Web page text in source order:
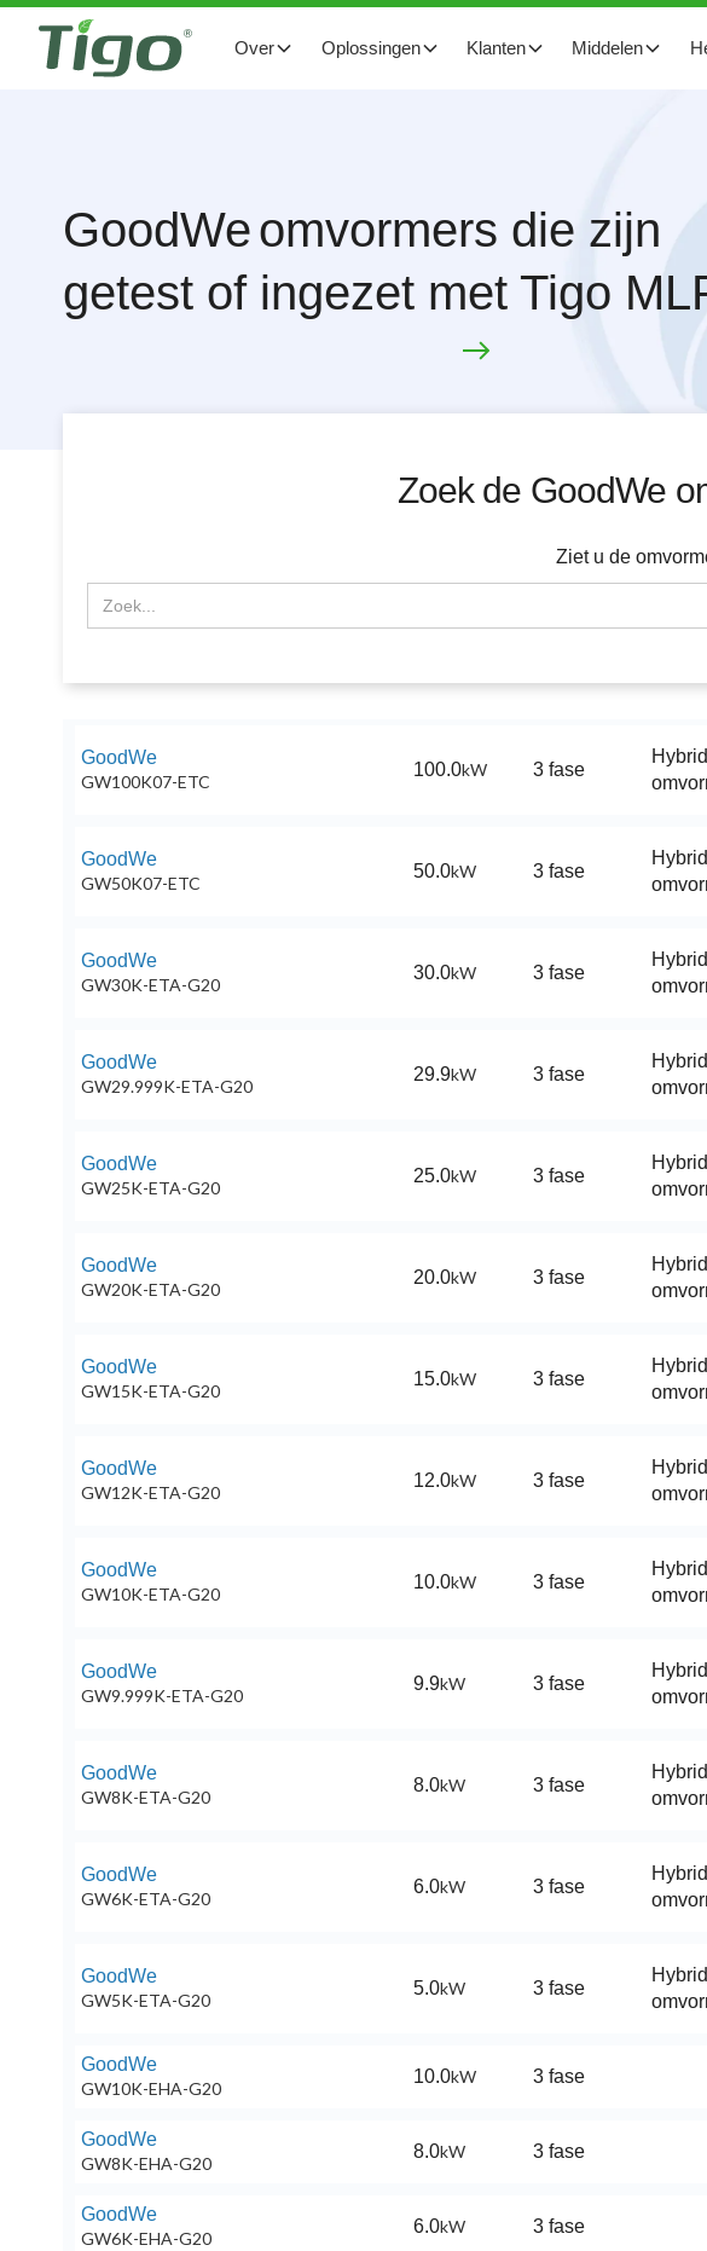
Over Oplossingen Klanten Middelen
GoodWeomvormers die zijn
getest of ingezet met Tigo
Zoek de GoodWe
Ziet u de
GoodWe
GW100K07-ETC
100.0kW 3 fase
GoodWe
GW50K07-ETC
50.0kW 3 fase
GoodWe
GW30K-ETA-G20
30.0kW 3 fase
GoodWe
GW29.999K-ETA-G20
29.9kW 3 fase
GoodWe
GW25K-ETA-G20
25.0kW 3 fase
GoodWe
GW20K-ETA-G20
20.0kW 3 fase
GoodWe
GW15K-ETA-G20
15.0kW 3 fase
GoodWe
GW12K-ETA-G20
12.0kW 3 fase
GoodWe
GW10K-ETA-G20
10.0kW 3 fase
GoodWe
GW9.999K-ETA-G20
9.9kW 3 fase
GoodWe
GW8K-ETA-G20
8.0kW 3 fase
GoodWe
GW6K-ETA-G20
6.0kW 3 fase
GoodWe
GW5K-ETA-G20
5.0kW 3 fase
GoodWe
GW10K-EHA-G20
10.0kW 3 fase
GoodWe
GW8K-EHA-G20
8.0kW 3 fase
GoodWe
GW6K-EHA-G20
6.0kW 3 fase